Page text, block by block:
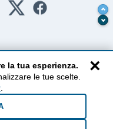
tra terra e cielo
×
la tua esperienza.
le tue scelte.
.